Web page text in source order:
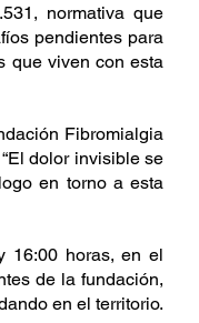
normativa que
pendientes para
que viven con esta
Fibromialgia
dolor invisible se
en torno a esta
16:00 horas, en el
de la fundación,
en el territorio.